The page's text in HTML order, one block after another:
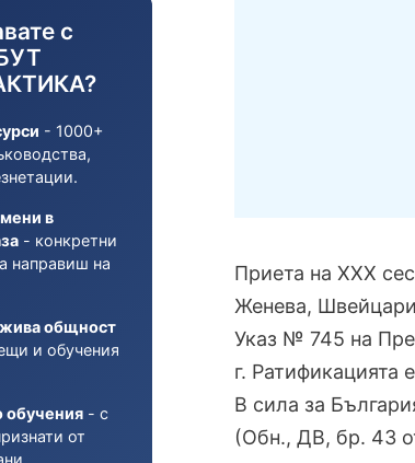
Приета на XXX
Женева,
Указ № 745 на
г.
В сила за
(Обн., ДВ, бр. 43
с
- 1000+
в
- конкретни
направиш на
общност
и обучения
обучения - с
от